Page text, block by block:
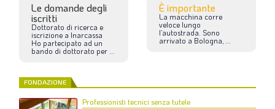
Le domande degli
iscritti
Dottorato di ricerca e
iscrizione a Inarcassa
Ho partecipato ad un
bando di dottorato per
È importante
La macchina corre
veloce lungo
l’autostrada. Sono
arrivato a Bologna,
FONDAZIONE
Professionisti tecnici senza tutele